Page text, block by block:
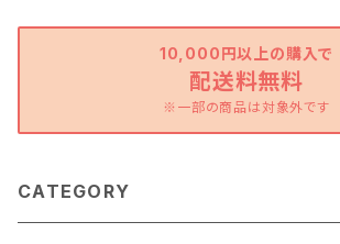
10,000円以上の購入で
配送料無料
※一部の商品は対象外です
CATEGORY